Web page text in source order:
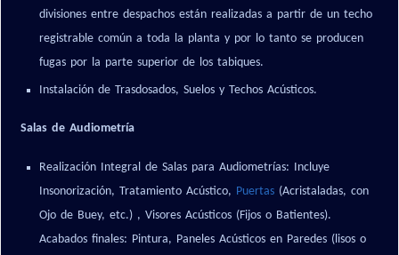
divisiones entre despachos están realizadas a partir de un techo
registrable común a toda la planta y por lo tanto se producen
fugas por la parte superior de los tabiques.
Instalación de Trasdosados, Suelos y Techos Acústicos.
Salas de Audiometría
Realización Integral de Salas para Audiometrías: Incluye
Insonorización, Tratamiento Acústico, Puertas (Acristaladas, con
Ojo de Buey, etc.) , Visores Acústicos (Fijos o Batientes).
Acabados finales: Pintura, Paneles Acústicos en Paredes (lisos o